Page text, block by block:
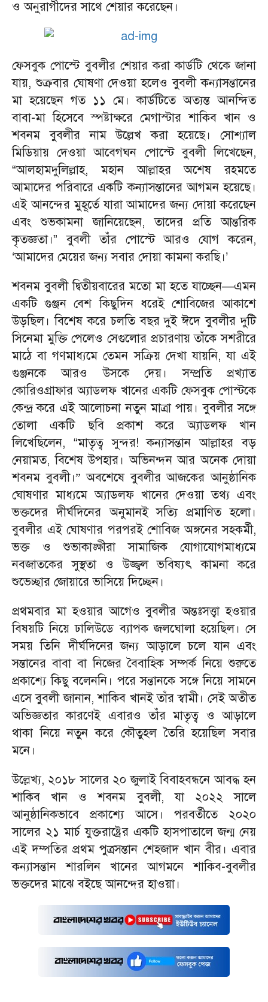
ও অনুরাগীদের সাথে শেয়ার করেছেন।
ফেসবুক পোস্টে বুবলীর শেয়ার করা কার্ডটি থেকে জানা
যায়, শুক্রবার ঘোষণা দেওয়া হলেও বুবলী কন্যাসন্তানের
মা হয়েছেন গত ১১ মে। কার্ডটিতে অত্যন্ত আনন্দিত
বাবা-মা হিসেবে স্পষ্টাক্ষরে মেগাস্টার শাকিব খান ও
শবনম বুবলীর নাম উল্লেখ করা হয়েছে। সোশ্যাল
মিডিয়ায় দেওয়া আবেগঘন পোস্টে বুবলী লিখেছেন,
“আলহামদুলিল্লাহ, মহান আল্লাহর অশেষ রহমতে
আমাদের পরিবারে একটি কন্যাসন্তানের আগমন হয়েছে।
এই আনন্দের মুহূর্তে যারা আমাদের জন্য দোয়া করেছেন
এবং শুভকামনা জানিয়েছেন, তাদের প্রতি আন্তরিক
কৃতজ্ঞতা।” বুবলী তাঁর পোস্টে আরও যোগ করেন,
‘আমাদের মেয়ের জন্য সবার দোয়া কামনা করছি।’
শবনম বুবলী দ্বিতীয়বারের মতো মা হতে যাচ্ছেন—এমন
একটি গুঞ্জন বেশ কিছুদিন ধরেই শোবিজের আকাশে
উড়ছিল। বিশেষ করে চলতি বছর দুই ঈদে বুবলীর দুটি
সিনেমা মুক্তি পেলেও সেগুলোর প্রচারণায় তাঁকে সশরীরে
মাঠে বা গণমাধ্যমে তেমন সক্রিয় দেখা যায়নি, যা এই
গুঞ্জনকে আরও উসকে দেয়। সম্প্রতি প্রখ্যাত
কোরিওগ্রাফার অ্যাডলফ খানের একটি ফেসবুক পোস্টকে
কেন্দ্র করে এই আলোচনা নতুন মাত্রা পায়। বুবলীর সঙ্গে
তোলা একটি ছবি প্রকাশ করে অ্যাডলফ খান
লিখেছিলেন, “মাতৃত্ব সুন্দর! কন্যাসন্তান আল্লাহর বড়
নেয়ামত, বিশেষ উপহার। অভিনন্দন আর অনেক দোয়া
শবনম বুবলী।” অবশেষে বুবলীর আজকের আনুষ্ঠানিক
ঘোষণার মাধ্যমে অ্যাডলফ খানের দেওয়া তথ্য এবং
ভক্তদের দীর্ঘদিনের অনুমানই সত্যি প্রমাণিত হলো।
বুবলীর এই ঘোষণার পরপরই শোবিজ অঙ্গনের সহকর্মী,
ভক্ত ও শুভাকাঙ্ক্ষীরা সামাজিক যোগাযোগমাধ্যমে
নবজাতকের সুস্থতা ও উজ্জ্বল ভবিষ্যৎ কামনা করে
শুভেচ্ছার জোয়ারে ভাসিয়ে দিচ্ছেন।
প্রথমবার মা হওয়ার আগেও বুবলীর অন্তঃসত্ত্বা হওয়ার
বিষয়টি নিয়ে ঢালিউডে ব্যাপক জলঘোলা হয়েছিল। সে
সময় তিনি দীর্ঘদিনের জন্য আড়ালে চলে যান এবং
সন্তানের বাবা বা নিজের বৈবাহিক সম্পর্ক নিয়ে শুরুতে
প্রকাশ্যে কিছু বলেননি। পরে সন্তানকে সঙ্গে নিয়ে সামনে
এসে বুবলী জানান, শাকিব খানই তাঁর স্বামী। সেই অতীত
অভিজ্ঞতার কারণেই এবারও তাঁর মাতৃত্ব ও আড়ালে
থাকা নিয়ে নতুন করে কৌতুহল তৈরি হয়েছিল সবার
মনে।
উল্লেখ্য, ২০১৮ সালের ২০ জুলাই বিবাহবন্ধনে আবদ্ধ হন
শাকিব খান ও শবনম বুবলী, যা ২০২২ সালে
আনুষ্ঠানিকভাবে প্রকাশ্যে আসে। পরবর্তীতে ২০২০
সালের ২১ মার্চ যুক্তরাষ্ট্রের একটি হাসপাতালে জন্ম নেয়
এই দম্পতির প্রথম পুত্রসন্তান শেহজাদ খান বীর। এবার
কন্যাসন্তান শারলিন খানের আগমনে শাকিব-বুবলীর
ভক্তদের মাঝে বইছে আনন্দের হাওয়া।